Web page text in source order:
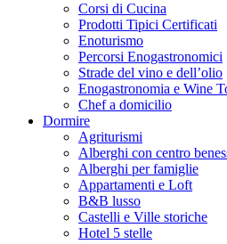
Corsi di Cucina
Prodotti Tipici Certificati
Enoturismo
Percorsi Enogastronomici
Strade del vino e dell’olio
Enogastronomia e Wine
Chef a domicilio
Dormire
Agriturismi
Alberghi con centro
Alberghi per famiglie
Appartamenti e Loft
B&B lusso
Castelli e Ville storiche
Hotel 5 stelle